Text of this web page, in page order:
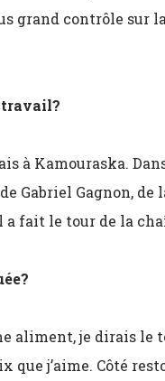
grand contrôle sur
travail?
à Kamouraska.
Gabriel Gagnon, de
a fait le tour de la
aliment, je dirais le
j’aime. Côté